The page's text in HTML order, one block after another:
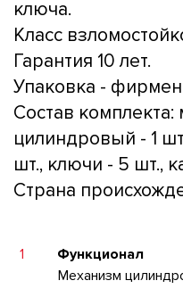
ключа.
Класс
Гарантия 10 лет.
Упаковка -
Состав комплекта:
цилиндровый - 1
шт., ключи - 5 шт.,
Страна
1
Функционал
Механизм